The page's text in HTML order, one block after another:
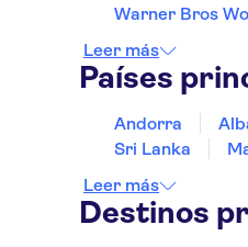
Warner Bros
Leer más
Países
Andorra
Sri Lanka
Leer más
Destinos